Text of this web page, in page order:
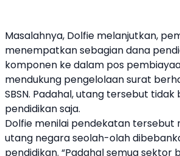
Masalahnya, Dolfie melanjutkan,
menempatkan sebagian dana
komponen ke dalam pos
mendukung pengelolaan surat
SBSN. Padahal, utang tersebut
pendidikan saja.
Dolfie menilai pendekatan tersebut
utang negara seolah-olah
pendidikan. “Padahal semua sektor